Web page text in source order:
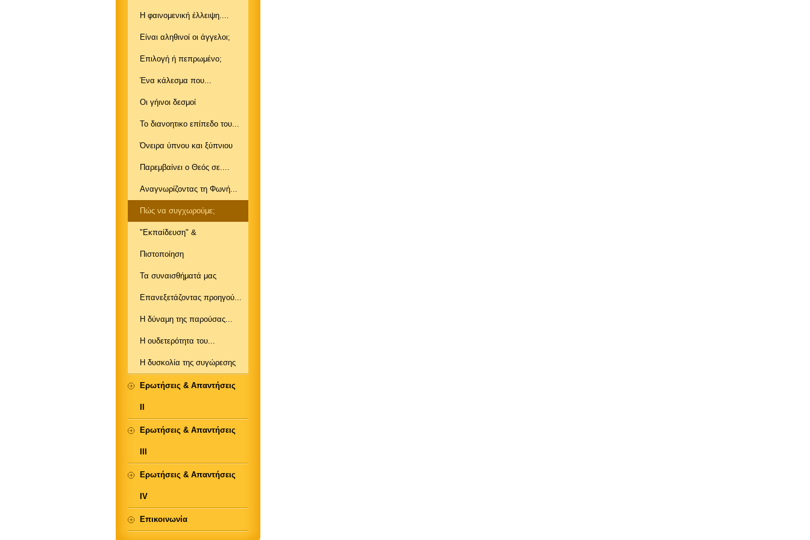
Η φαινομενική έλλειψη....
Είναι αληθινοί οι άγγελοι;
Επιλογή ή πεπρωμένο;
Ένα κάλεσμα που...
Οι γήινοι δεσμοί
Το διανοητικο επίπεδο του...
Όνειρα ύπνου και ξύπνιου
Παρεμβαίνει ο Θεός σε....
Αναγνωρίζοντας τη Φωνή...
Πώς να συγχωρούμε;
"Εκπαίδευση" &
Πιστοποίηση
Τα συναισθήματά μας
Επανεξετάζοντας προηγού...
Η δύναμη της παρούσας...
Η ουδετερότητα του...
Η δυσκολία της συγώρεσης
Ερωτήσεις & Απαντήσεις
Ερωτήσεις & Απαντήσεις
Ερωτήσεις & Απαντήσεις
IV
Επικοινωνία